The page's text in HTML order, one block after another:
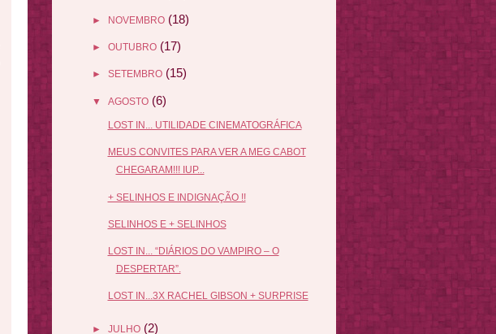
► NOVEMBRO (18)
► OUTUBRO (17)
► SETEMBRO (15)
▼ AGOSTO (6)
LOST IN... UTILIDADE CINEMATOGRÁFICA
MEUS CONVITES PARA VER A MEG CABOT
CHEGARAM!!! IUP...
+ SELINHOS E INDIGNAÇÃO !!
SELINHOS E + SELINHOS
LOST IN... “DIÁRIOS DO VAMPIRO – O
DESPERTAR”.
LOST IN...3X RACHEL GIBSON + SURPRISE
► JULHO (2)